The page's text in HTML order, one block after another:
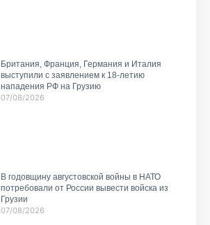
Британия, Франция, Германия и Италия
выступили с заявлением к 18-летию
нападения РФ на Грузию
07/08/2026
В годовщину августовской войны в НАТО
потребовали от России вывести войска из
Грузии
07/08/2026